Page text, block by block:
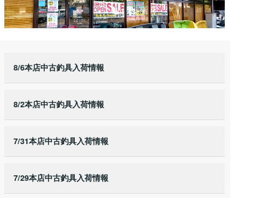
8/6本店中古釣具入荷情報
8/2本店中古釣具入荷情報
7/31本店中古釣具入荷情報
7/29本店中古釣具入荷情報